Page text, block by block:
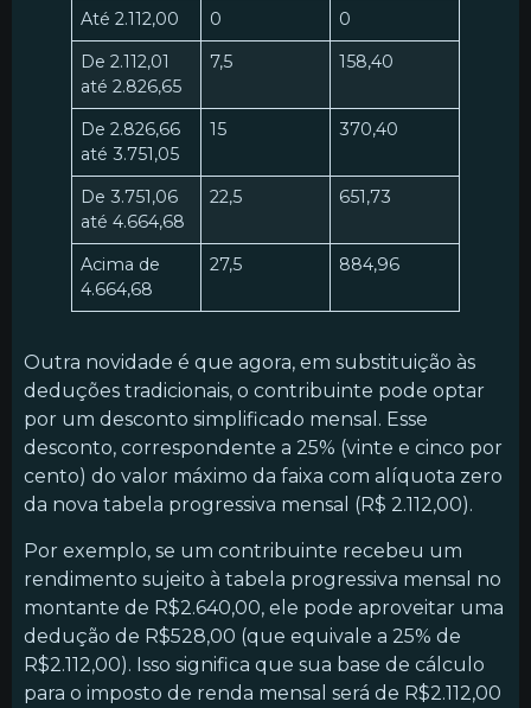
Até 2.112,00 0
0
De 2.112,01
até 2.826,65
7,5 158,40
De 2.826,66
até 3.751,05
15 370,40
De 3.751,06
até 4.664,68
22,5 651,73
Acima de
4.664,68
27,5 884,96
Outra novidade é que agora, em substituição às
deduções tradicionais, o contribuinte pode optar
por um desconto simplificado mensal. Esse
desconto, correspondente a 25% (vinte e cinco por
cento) do valor máximo da faixa com alíquota zero
da nova tabela progressiva mensal (R$ 2.112,00).
Por exemplo, se um contribuinte recebeu um
rendimento sujeito à tabela progressiva mensal no
montante de R$2.640,00, ele pode aproveitar uma
dedução de R$528,00 (que equivale a 25% de
R$2.112,00). Isso significa que sua base de cálculo
para o imposto de renda mensal será de R$2.112,00